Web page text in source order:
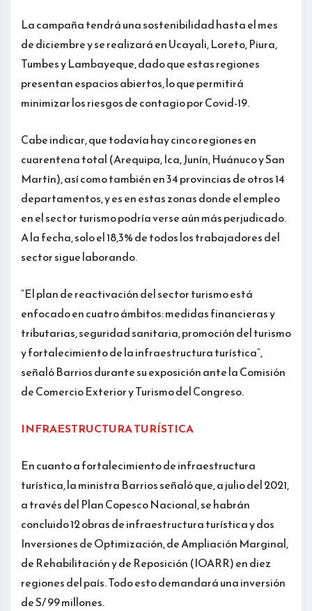
La campaña tendrá una sostenibilidad hasta el mes
de diciembre y se realizará en Ucayali, Loreto, Piura,
Tumbes y Lambayeque, dado que estas regiones
presentan espacios abiertos, lo que permitirá
minimizar los riesgos de contagio por Covid-19.
Cabe indicar, que todavía hay cinco regiones en
cuarentena total (Arequipa, Ica, Junín, Huánuco y San
Martín), así como también en 34 provincias de otros 14
departamentos, y es en estas zonas donde el empleo
en el sector turismo podría verse aún más perjudicado.
A la fecha, solo el 18,3% de todos los trabajadores del
sector sigue laborando.
“El plan de reactivación del sector turismo está
enfocado en cuatro ámbitos: medidas financieras y
tributarias, seguridad sanitaria, promoción del turismo
y fortalecimiento de la infraestructura turística”,
señaló Barrios durante su exposición ante la Comisión
de Comercio Exterior y Turismo del Congreso.
INFRAESTRUCTURA TURÍSTICA
En cuanto a fortalecimiento de infraestructura
turística, la ministra Barrios señaló que, a julio del 2021,
a través del Plan Copesco Nacional, se habrán
concluido 12 obras de infraestructura turística y dos
Inversiones de Optimización, de Ampliación Marginal,
de Rehabilitación y de Reposición (IOARR) en diez
regiones del país. Todo esto demandará una inversión
de S/ 99 millones.